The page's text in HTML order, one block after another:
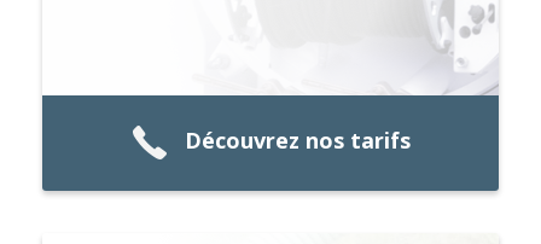
Découvrez nos tarifs